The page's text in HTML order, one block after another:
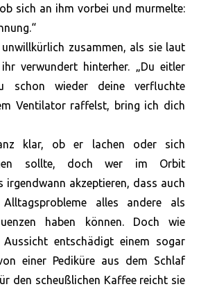
sich an ihm vorbei und murmelte:
unwillkürlich zusammen, als sie laut
verwundert hinterher. „Du eitler
schon wieder deine verfluchte
Ventilator raffelst, bring ich dich
klar, ob er lachen oder sich
sollte, doch wer im Orbit
irgendwann akzeptieren, dass auch
alles andere als
haben können. Doch wie
entschädigt einem sogar
einer Pediküre aus dem Schlaf
den scheußlichen Kaffee reicht sie